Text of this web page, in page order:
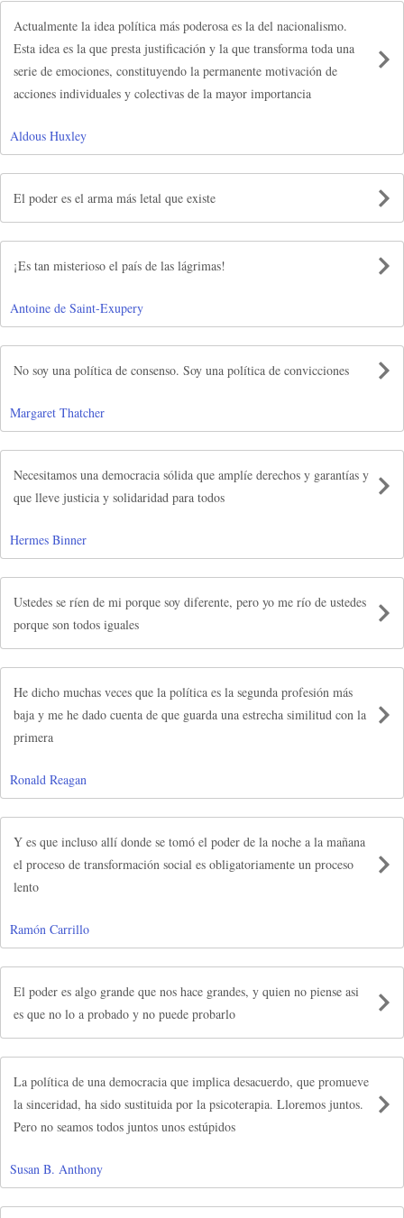
Actualmente la idea política más poderosa es la del nacionalismo.
Esta idea es la que presta justificación y la que transforma toda una
serie de emociones, constituyendo la permanente motivación de
acciones individuales y colectivas de la mayor importancia
Aldous Huxley
El poder es el arma más letal que existe
¡Es tan misterioso el país de las lágrimas!
Antoine de Saint-Exupery
No soy una política de consenso. Soy una política de convicciones
Margaret Thatcher
Necesitamos una democracia sólida que amplíe derechos y garantías y
que lleve justicia y solidaridad para todos
Hermes Binner
Ustedes se ríen de mi porque soy diferente, pero yo me río de ustedes
porque son todos iguales
He dicho muchas veces que la política es la segunda profesión más
baja y me he dado cuenta de que guarda una estrecha similitud con la
primera
Ronald Reagan
Y es que incluso allí donde se tomó el poder de la noche a la mañana
el proceso de transformación social es obligatoriamente un proceso
lento
Ramón Carrillo
El poder es algo grande que nos hace grandes, y quien no piense asi
es que no lo a probado y no puede probarlo
La política de una democracia que implica desacuerdo, que promueve
la sinceridad, ha sido sustituida por la psicoterapia. Lloremos juntos.
Pero no seamos todos juntos unos estúpidos
Susan B. Anthony